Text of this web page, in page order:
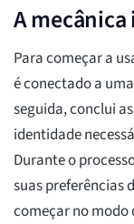
A
Para começar a
é conectado a
seguida, conclui
identidade
Durante o
suas preferências
começar no modo